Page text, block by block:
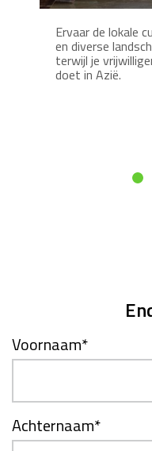
Ervaar de lokale
en diverse
terwijl je
doet in Azië.
Voornaam*
Achternaam*